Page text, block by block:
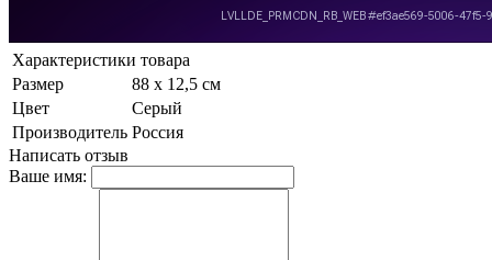
Характеристики товара
Размер
88 х 12,5 см
Цвет
Серый
Производитель Россия
Написать отзыв
Ваше имя: